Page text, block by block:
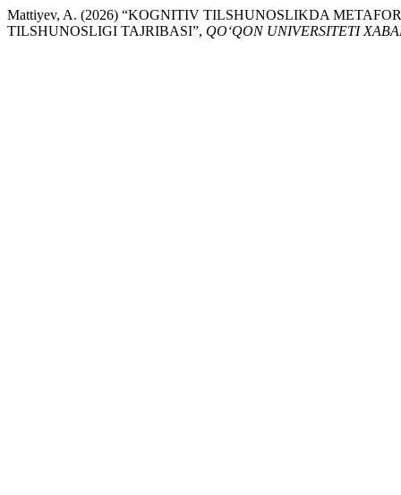
Mattiyev, A. (2026) “KOGNITIV TILSHUNOSLIKDA
TILSHUNOSLIGI TAJRIBASI”, QO‘QON UNIVERSITETI